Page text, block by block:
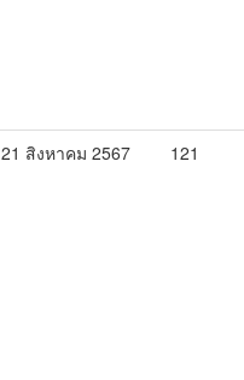
21 สิงหาคม 2567 121